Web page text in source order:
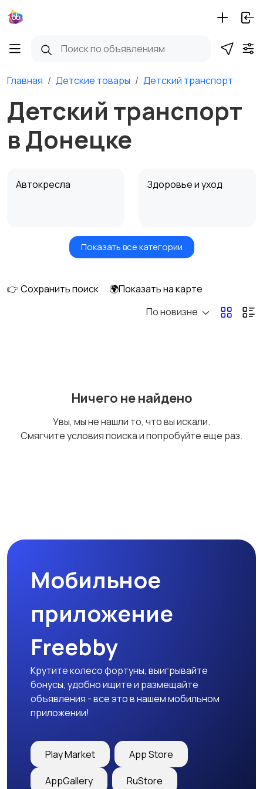
Главная Детские товары Детский транспорт
Детский транспорт
в Донецке
Автокресла Здоровье и уход
Игрушки и игры Детские коляски
Купание
Детская одежда1 Детская обувь
Детский транспорт
Показать все категории
👉 Сохранить поиск
🌍Показать на карте
По новизне
Ничего не найдено
Увы, мы не нашли то, что вы искали.
Смягчите условия поиска и попробуйте еще раз.
Мобильное
приложение
Freebby
Крутите колесо фортуны, выигрывайте
бонусы, удобно ищите и размещайте
объявления - все это в нашем мобильном
приложении!
Play Market App Store
AppGallery RuStore